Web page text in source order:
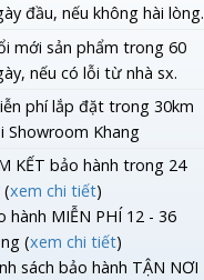
đầu, nếu không hài lòng.
mới sản phẩm trong 60
nếu có lỗi từ nhà sx.
phí lắp đặt trong 30km
Showroom Khang
KẾT bảo hành trong 24
(xem chi tiết)
hành MIỄN PHÍ 12 - 36
(xem chi tiết)
sách bảo hành TẬN NƠI